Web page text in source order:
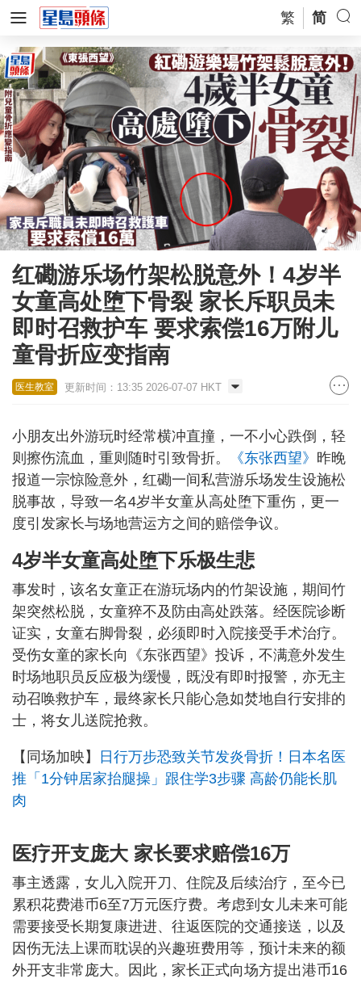
繁 简
红磡游乐场竹架松脱意外！4岁半
女童高处堕下骨裂 家长斥职员未
即时召救护车 要求索偿16万附儿
童骨折应变指南
医生教室 更新时间：13:35 2026-07-07 HKT
小朋友出外游玩时经常横冲直撞，一不小心跌倒，轻
则擦伤流血，重则随时引致骨折。
《东张西望》 昨晚
报道一宗惊险意外，红磡一间私营游乐场发生设施松
脱事故，导致一名4岁半女童从高处堕下重伤，更一
度引发家长与场地营运方之间的赔偿争议。
4岁半女童高处堕下乐极生悲
事发时，该名女童正在游玩场内的竹架设施，期间竹
架突然松脱，女童猝不及防由高处跌落。经医院诊断
证实，女童右脚骨裂，必须即时入院接受手术治疗。
受伤女童的家长向《东张西望》投诉，不满意外发生
时场地职员反应极为缓慢，既没有即时报警，亦无主
动召唤救护车，最终家长只能心急如焚地自行安排的
士，将女儿送院抢救。
【同场加映】
日行万步恐致关节发炎骨折！日本名医
推「1分钟居家抬腿操」跟住学3步骤 高龄仍能长肌
肉
医疗开支庞大 家长要求赔偿16万
事主透露，女儿入院开刀、住院及后续治疗，至今已
累积花费港币6至7万元医疗费。考虑到女儿未来可能
需要接受长期复康进进、往返医院的交通接送，以及
因伤无法上课而耽误的兴趣班费用等，预计未来的额
外开支非常庞大。因此，家长正式向场方提出港币16